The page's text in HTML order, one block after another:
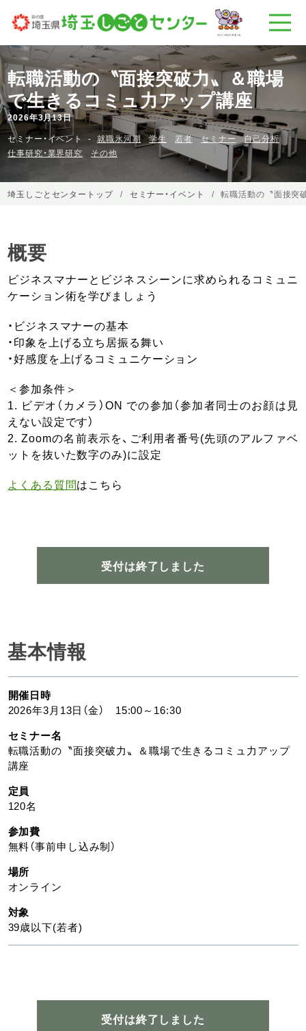
転職活動の〝面接突破力〟＆職場
で生きるコミュ力アップ講座
2026年3月13日
セミナー・イベント
就職氷河期 学生 若者 セミナー
自己分析
仕事研究・業界研究
その他
埼玉しごとセンタートップ セミナー・イベント 転職活動の〝面接突
概要
ビジネスマナーとビジネスシーンに求められるコミュニ
ケーション術を学びましょう
・ビジネスマナーの基本
・印象を上げる立ち居振る舞い
・好感度を上げるコミュニケーション
＜参加条件＞
1. ビデオ（カメラ）ON での参加（参加者同士のお顔は見
えない設定です）
2. Zoomの名前表示を、ご利用者番号(先頭のアルファベ
ットを抜いた数字のみ)に設定
よくある質問はこちら
受付は終了しました
基本情報
開催日時
2026年3月13日（金） 15:00～16:30
セミナー名
転職活動の〝面接突破力〟＆職場で生きるコミュ力アップ
講座
定員
120名
参加費
無料（事前申し込み制）
場所
オンライン
対象
39歳以下(若者)
受付は終了しました